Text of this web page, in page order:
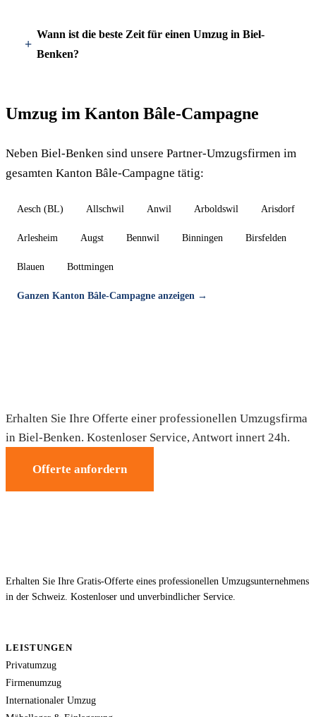
Wann ist die beste Zeit für einen Umzug in Biel-
Benken?
Umzug im Kanton Bâle-Campagne
Neben Biel-Benken sind unsere Partner-Umzugsfirmen im
gesamten Kanton Bâle-Campagne tätig:
Aesch (BL) Allschwil Anwil Arboldswil Arisdorf
Arlesheim Augst Bennwil Binningen Birsfelden
Blauen Bottmingen
Ganzen Kanton Bâle-Campagne anzeigen →
Erhalten Sie Ihre Offerte einer professionellen Umzugsfirma
in Biel-Benken. Kostenloser Service, Antwort innert 24h.
Offerte anfordern
Erhalten Sie Ihre Gratis-Offerte eines professionellen Umzugsunternehmens
in der Schweiz. Kostenloser und unverbindlicher Service.
LEISTUNGEN
Privatumzug
Firmenumzug
Internationaler Umzug